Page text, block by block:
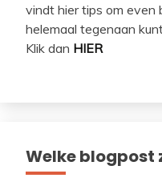
vindt hier tips om even
helemaal tegenaan
Klik dan HIER
Welke blogpost